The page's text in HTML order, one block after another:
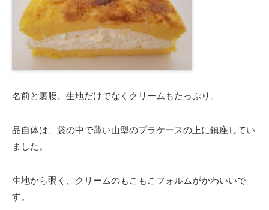
名前と裏腹、生地だけでなくクリームもたっぷり。
品自体は、袋の中で薄い山型のプラケースの上に鎮座してい
ました。
生地から覗く、クリームのもこもこフォルムがかわいいで
す。